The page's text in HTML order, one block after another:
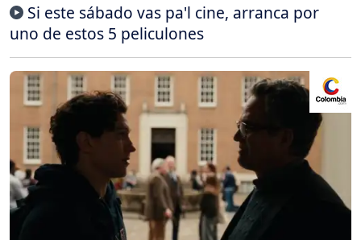
Si este sábado vas pa'l cine, arranca por
uno de estos 5 peliculones